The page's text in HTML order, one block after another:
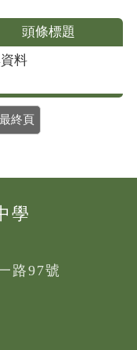
頭條標題
料
最終頁
學
路97號